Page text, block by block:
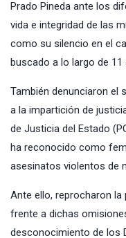
Prado Pineda ante los
vida e integridad de las
como su silencio en el
buscado a lo largo de 11
También denunciaron el
a la impartición de
de Justicia del Estado
ha reconocido como
asesinatos violentos de
Ante ello, reprocharon la
frente a dichas
desconocimiento de los